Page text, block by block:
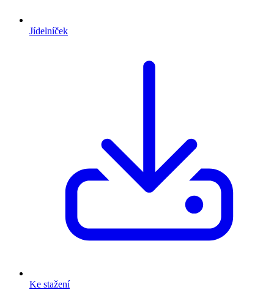
Jídelníček
Ke stažení